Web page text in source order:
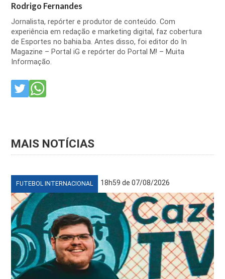
Rodrigo Fernandes
Jornalista, repórter e produtor de conteúdo. Com
experiência em redação e marketing digital, faz cobertura
de Esportes no bahia.ba. Antes disso, foi editor do In
Magazine – Portal iG e repórter do Portal M! – Muita
Informação.
MAIS NOTÍCIAS
FUTEBOL INTERNACIONAL 18h59 de 07/08/2026